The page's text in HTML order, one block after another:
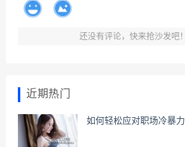
还没有评论，快来抢沙发吧！
近期热门
如何轻松应对职场冷暴力